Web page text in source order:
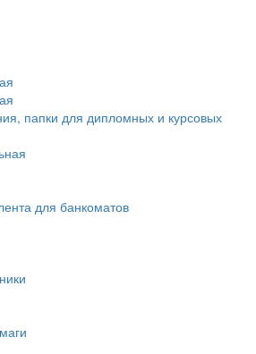
папки для дипломных и курсовых
для банкоматов